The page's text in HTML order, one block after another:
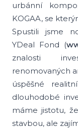
urbánní
KOGAA, se
Spustili jsme
YDeal Fond (
znalosti
renomovaných
úspěšné
dlouhodobé
máme jistotu,
stavbou, ale